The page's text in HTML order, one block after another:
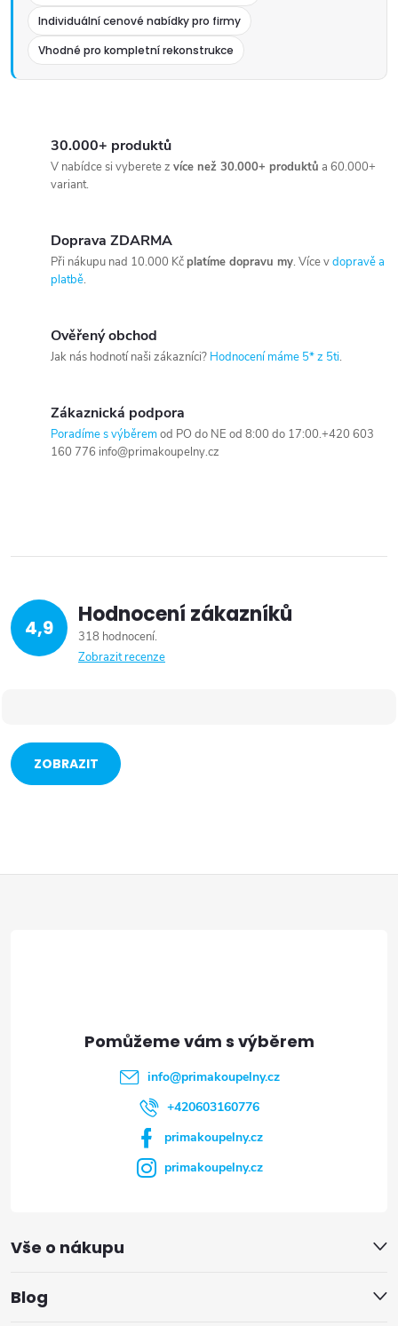
Individuální cenové nabídky pro firmy
Vhodné pro kompletní rekonstrukce
30.000+ produktů
V nabídce si vyberete z více než 30.000+ produktů a 60.000+
variant.
Doprava ZDARMA
Při nákupu nad 10.000 Kčplatíme dopravu my. Více vdopravě a
platbě.
Ověřený obchod
Jak nás hodnotí naši zákazníci? Hodnocení máme 5* z 5ti.
Zákaznická podpora
Poradíme s výběremod PO do NE od 8:00 do 17:00.+420 603
160 776 info@primakoupelny.cz
4,9 Hodnocení zákazníků
318 hodnocení
Zobrazit recenze
ZOBRAZIT
info@primakoupelny.cz
+420603160776
primakoupelny.cz
primakoupelny.cz
Vše o nákupu
Blog